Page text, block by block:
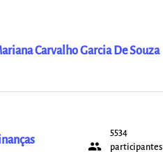
Carvalho Garcia De Souza
people
5534
participantes